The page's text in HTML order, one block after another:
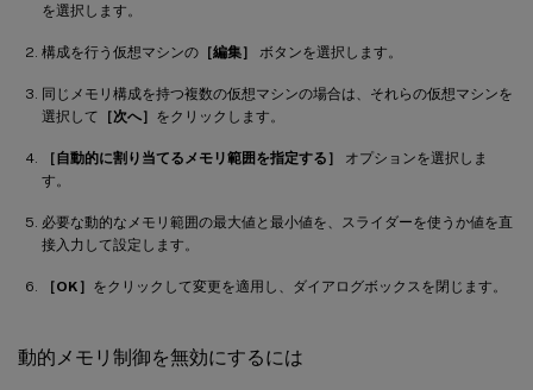
を選択します。
構成を行う仮想マシンの ［編集］ ボタンを選択します。
同じメモリ構成を持つ複数の仮想マシンの場合は、それらの仮想マシンを
選択して ［次へ］ をクリックします。
［自動的に割り当てるメモリ範囲を指定する］
オプションを選択しま
す。
必要な動的なメモリ範囲の最大値と最小値を、スライダーを使うか値を直
接入力して設定します。
［OK］ をクリックして変更を適用し、ダイアログボックスを閉じます。
動的メモリ制御を無効にするには